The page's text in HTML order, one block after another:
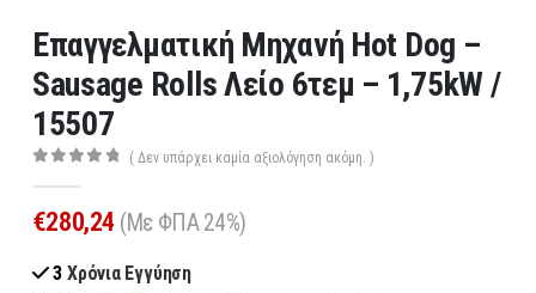
Επαγγελματική Μηχανή Hot Dog –
Sausage Rolls Λείο 6τεμ – 1,75kW /
15507
( Δεν υπάρχει καμία αξιολόγηση ακόμη. )
€280,24 (Με ΦΠΑ 24%)
3 Χρόνια Εγγύηση